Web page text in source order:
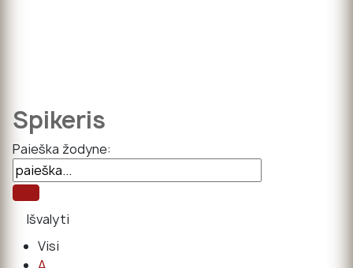
Spikeris
Paieška žodyne:
Visi